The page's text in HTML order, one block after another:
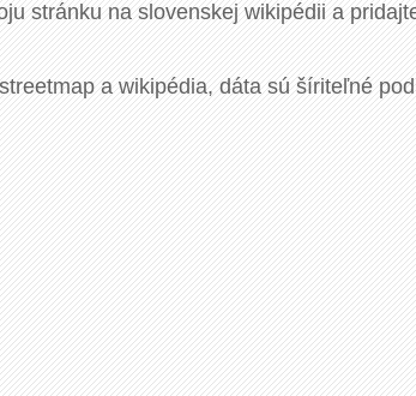
stránku na slovenskej wikipédii a
a wikipédia, dáta sú šíriteľné